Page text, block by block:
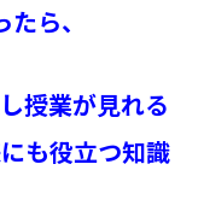
ら、
授業が見れる
も役立つ知識